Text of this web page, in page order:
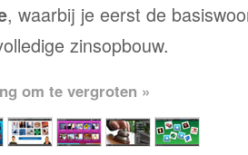
, waarbij je eerst de
zinsopbouw.
om te vergroten »